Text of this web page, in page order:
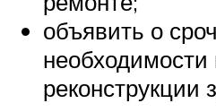
объявить о
необходимости
реконструкции